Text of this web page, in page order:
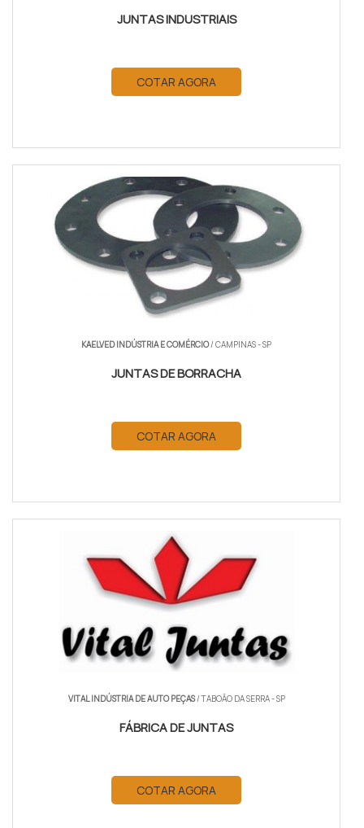
JUNTAS INDUSTRIAIS
COTAR AGORA
KAELVED INDÚSTRIA E COMÉRCIO/ CAMPINAS - SP
JUNTAS DE BORRACHA
COTAR AGORA
VITAL INDÚSTRIA DE AUTO PEÇAS/ TABOÃO DA SERRA - SP
FÁBRICA DE JUNTAS
COTAR AGORA